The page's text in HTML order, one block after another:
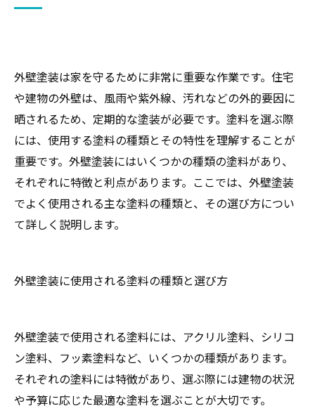
外壁塗装は家を守るために非常に重要な作業です。住宅
や建物の外壁は、風雨や紫外線、汚れなどの外的要因に
晒されるため、定期的な塗装が必要です。塗料を選ぶ際
には、使用する塗料の種類とその特性を理解することが
重要です。外壁塗装にはいくつかの種類の塗料があり、
それぞれに特徴と利点があります。ここでは、外壁塗装
でよく使用される主な塗料の種類と、その選び方につい
て詳しく説明します。
外壁塗装に使用される塗料の種類と選び方
外壁塗装で使用される塗料には、アクリル塗料、シリコ
ン塗料、フッ素塗料など、いくつかの種類があります。
それぞれの塗料には特徴があり、選ぶ際には建物の状況
や予算に応じた最適な塗料を選ぶことが大切です。